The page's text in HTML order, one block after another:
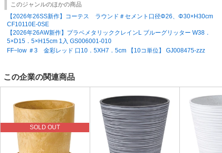
このジャンルのほかの商品
【2026年26SS新作】コーテス ラウンド＃セメント口径Φ26、Φ30×H30cm
CF10110E-0SE
【2026年26AW新作】プラベメタリッククレインL ブルーグリッター W38．
5×D15．5×H15cm 1入 GS006001-010
FF−low ＃3 金彩レッド 口10．5XH7．5cm 【10コ単位】 GJ008475-zzz
この企業の関連商品
SOLD OUT